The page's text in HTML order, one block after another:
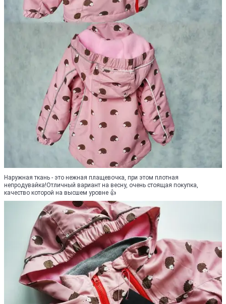
Наружная ткань - это нежная плащевочка, при этом плотная
непродувайка!Отличный вариант на весну, очень стоящая покупка,
качество которой на высшем уровне 👍